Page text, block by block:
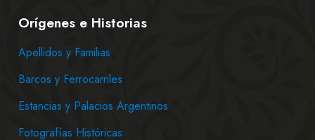
Orígenes e Historias
Apellidos y Familias
Barcos y Ferrocarriles
Estancias y Palacios Argentinos
Fotografías Históricas